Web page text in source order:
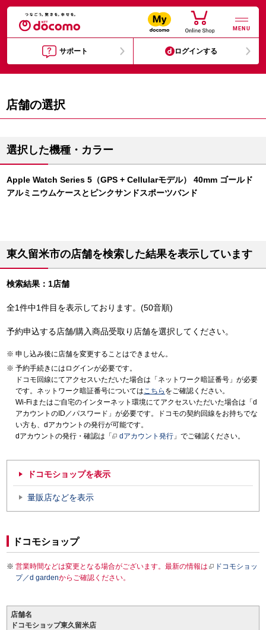
MENU
サポート ログインする
店舗の選択
選択した機種・カラー
Apple Watch Series 5（GPS + Cellularモデル） 40mm ゴールド
アルミニウムケースとピンクサンドスポーツバンド
東久留米市の店舗を検索した結果を表示しています
検索結果：1店舗
全1件中1件目を表示しております。(50音順)
予約申込する店舗/購入商品受取り店舗を選択してください。
申し込み後に店舗を変更することはできません。
予約手続きにはログインが必要です。
ドコモ回線にてアクセスいただいた場合は「ネットワーク暗証番号」が必要
です。ネットワーク暗証番号についてはこちら をご確認ください。
Wi-Fiまたはご自宅のインターネット環境にてアクセスいただいた場合は「d
アカウントのID／パスワード」が必要です。ドコモの契約回線をお持ちでな
い方も、dアカウントの発行が可能です。
dアカウントの発行・確認は「
dアカウント発行 」でご確認ください。
ドコモショップを表示
量販店などを表示
ドコモショップ
営業時間などは変更となる場合がございます。最新の情報は
ドコモショッ
プ／d gardenからご確認ください。
店舗名
ドコモショップ東久留米店